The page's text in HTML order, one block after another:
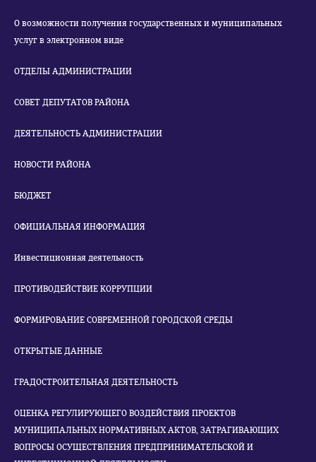
О возможности получения государственных и муниципальных
услуг в электронном виде
ОТДЕЛЫ АДМИНИСТРАЦИИ
СОВЕТ ДЕПУТАТОВ РАЙОНА
ДЕЯТЕЛЬНОСТЬ АДМИНИСТРАЦИИ
НОВОСТИ РАЙОНА
БЮДЖЕТ
ОФИЦИАЛЬНАЯ ИНФОРМАЦИЯ
Инвестиционная деятельность
ПРОТИВОДЕЙСТВИЕ КОРРУПЦИИ
ФОРМИРОВАНИЕ СОВРЕМЕННОЙ ГОРОДСКОЙ СРЕДЫ
ОТКРЫТЫЕ ДАННЫЕ
ГРАДОСТРОИТЕЛЬНАЯ ДЕЯТЕЛЬНОСТЬ
ОЦЕНКА РЕГУЛИРУЮЩЕГО ВОЗДЕЙСТВИЯ ПРОЕКТОВ
МУНИЦИПАЛЬНЫХ НОРМАТИВНЫХ АКТОВ, ЗАТРАГИВАЮЩИХ
ВОПРОСЫ ОСУЩЕСТВЛЕНИЯ ПРЕДПРИНИМАТЕЛЬСКОЙ И